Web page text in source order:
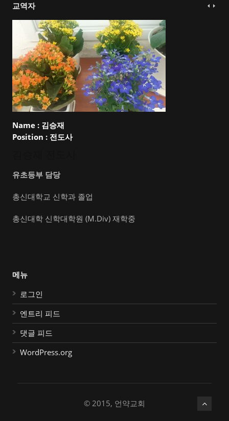
교역자
Name : 김승재
Position : 전도사
유초등부 담당
총신대학교 신학과 졸업
총신대학 신학대학원 (M.Div) 재학중
메뉴
로그인
엔트리 피드
댓글 피드
WordPress.org
© 2015, 언약교회